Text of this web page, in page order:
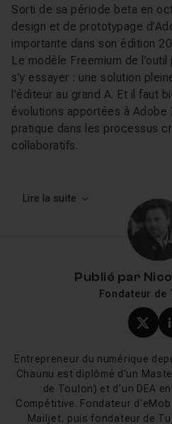
Sorti de sa période beta en
design et de prototypage
importante dans son édition
Le modèle Freemium de
s’y essayer : une solution
l’éditeur au grand A. Et il faut
évolutions apportées à Adobe
pratique dans les processus
collaboratifs.
Comprendre Adobe
Mais comment faisait-on
est légitime tellement l’outil
prototypage. Les créateurs
et de sites web peuvent
fonctionnement de leur
le côté design était très limité
Sketch
Mais cette nouvelle édition a
attirent designers et
Lire la suite
Publié par
Fondateur de
Entrepreneur du numérique
Chaunu est diplômé d'un
de Toulon) et d'un DEA
Compétitive. Fondateur
Mailjet, puis fondateur de